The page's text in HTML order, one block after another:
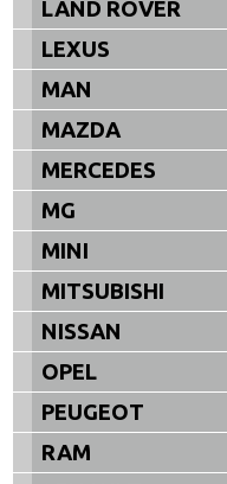
LAND ROVER
LEXUS
MAN
MAZDA
MERCEDES
MG
MINI
MITSUBISHI
NISSAN
OPEL
PEUGEOT
RAM